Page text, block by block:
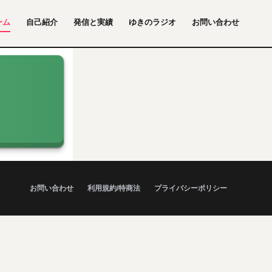
ム 自己紹介 発信と実績 ゆきのラジオ お問い合わせ
お問い合わせ 利用規約/特商法 プライバシーポリシー